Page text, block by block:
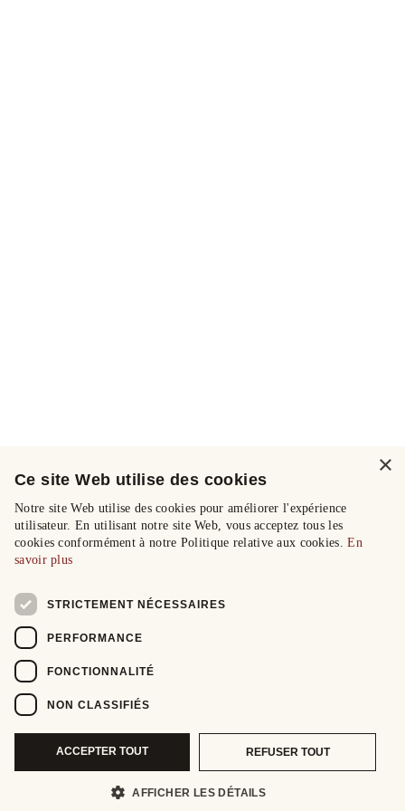
×
Ce site Web utilise des cookies
Notre site Web utilise des cookies pour améliorer l'expérience
utilisateur. En utilisant notre site Web, vous acceptez tous les
cookies conformément à notre Politique relative aux cookies.En
savoir plus
STRICTEMENT NÉCESSAIRES
PERFORMANCE
FONCTIONNALITÉ
NON CLASSIFIÉS
ACCEPTER TOUT REFUSER TOUT
AFFICHER LES DÉTAILS